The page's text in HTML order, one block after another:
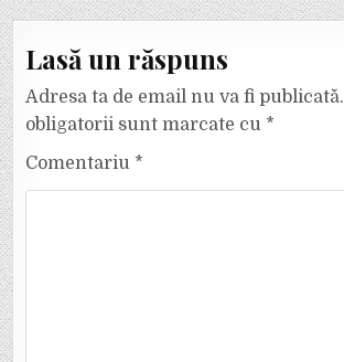
Lasă un răspuns
Adresa ta de email nu va fi publicată.
obligatorii sunt marcate cu *
Comentariu *